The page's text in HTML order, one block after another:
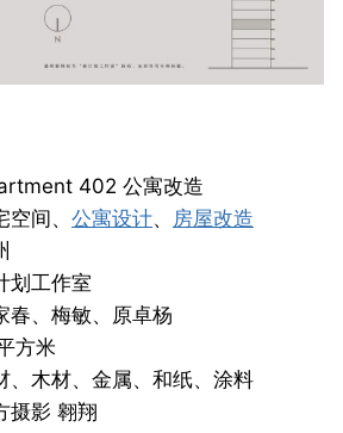
402 公寓改造
间、 公寓设计、 房屋改造
划工作室
春、梅敏、原卓杨
方米
、木材、金属、和纸、涂料
摄影 翱翔